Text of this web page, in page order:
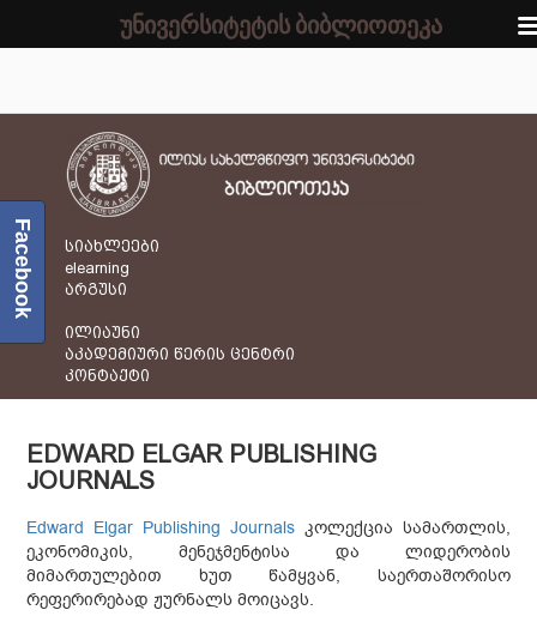
სიახლეები
elearning
არგუსი
ილიაუნი
აკადემიური წერის ცენტრი
კონტაქტი
EDWARD ELGAR PUBLISHING
JOURNALS
Edward Elgar Publishing Journalsკოლექცია სამართლის,
ეკონომიკის, მენეჯმენტისა და ლიდერობის
მიმართულებით ხუთ წამყვან, საერთაშორისო
რეფერირებად ჟურნალს მოიცავს.
Facebook
უნივერსიტეტის ბიბლიოთეკა